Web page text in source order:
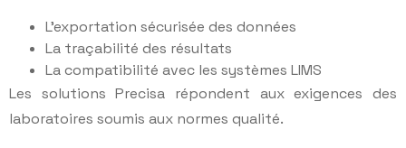
L’exportation sécurisée des données
La traçabilité des résultats
La compatibilité avec les systèmes LIMS
Les solutions Precisa répondent aux exigences des
laboratoires soumis aux normes qualité.